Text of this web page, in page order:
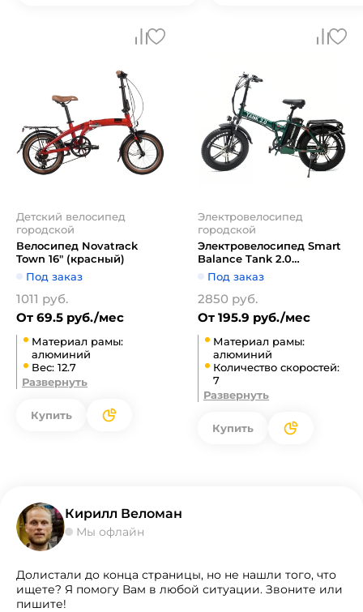
Детский велосипед
городской
Велосипед Novatrack
Town 16" (красный)
Под заказ
1011 руб.
От 69.5 руб./мес
Материал рамы:
алюминий
Вес: 12.7
Развернуть
Купить
Электровелосипед
городской
Электровелосипед Smart
Balance Tank 2.0
(зеленый)
Под заказ
2850 руб.
От 195.9 руб./мес
Материал рамы:
алюминий
Количество скоростей:
7
Развернуть
Купить
Кирилл Веломан
Мы офлайн
Долистали до конца страницы, но не нашли того, что
ищете? Я помогу Вам в любой ситуации. Звоните или
пишите!